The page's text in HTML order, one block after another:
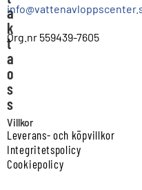
a
k
t
a
o
s
s
Org.nr 559439-7605
Villkor
Leverans- och köpvillkor
Integritetspolicy
Cookiepolicy